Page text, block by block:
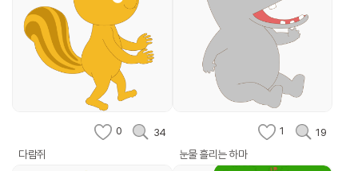
0 34
다람쥐
1 19
눈물 흘리는 하마